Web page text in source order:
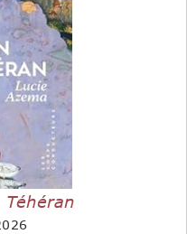
Téhéran